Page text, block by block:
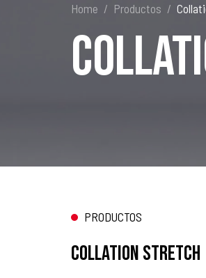
Home Productos
PRODUCTOS
Collation Stretch